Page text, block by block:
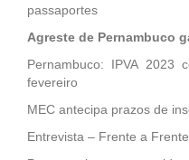
passaportes
Agreste de Pernambuco
Pernambuco: IPVA
fevereiro
MEC antecipa prazos de
Entrevista – Frente a